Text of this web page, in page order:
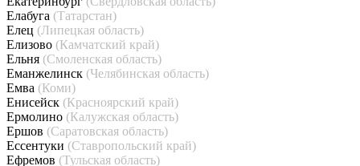
Елабуга (Татарстан)
Елец (Липецкая область)
Елизово (Камчатский край)
Ельня (Смоленская область)
Еманжелинск (Челябинская область)
Емва (Коми)
Енисейск (Красноярский край)
Ермолино (Калужская область)
Ершов (Саратовская область)
Ессентуки (Ставропольский край)
Ефремов (Тульская область)